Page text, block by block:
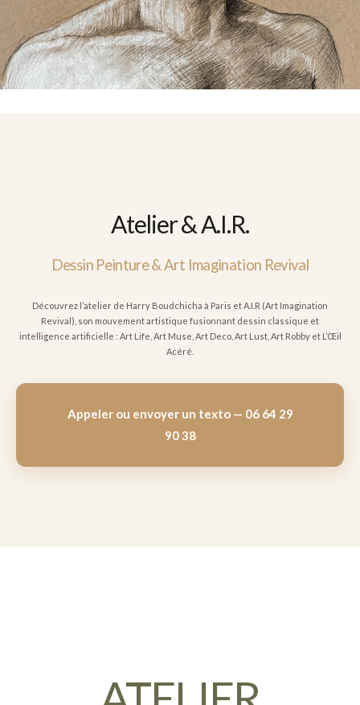
Atelier & A.I.R.
Dessin Peinture & Art Imagination Revival
Découvrez l’atelier de Harry Boudchicha à Paris et A.I.R (Art Imagination
Revival), son mouvement artistique fusionnant dessin classique et
intelligence artificielle : Art Life, Art Muse, Art Deco, Art Lust, Art Robby et L’Œil
Acéré.
Appeler ou envoyer un texto — 06 64 29
90 38